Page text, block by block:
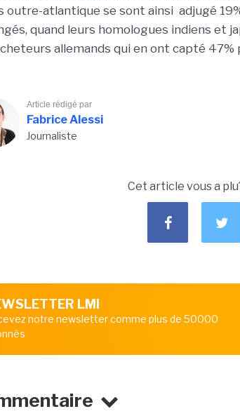
outre-atlantique se sont ainsi adjugé
quand leurs homologues indiens et
allemands qui en ont capté
Article rédigé par
Fabrice Alessi
Journaliste
Cet article vous a
LMI
notre newsletter comme plus de 50000